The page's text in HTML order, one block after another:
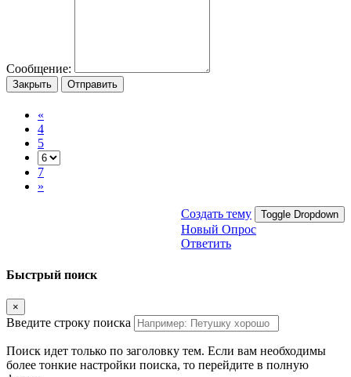
Сообщение:
Закрыть Отправить
«
4
5
7
»
Создать тему Toggle Dropdown
Новый Опрос
Ответить
Быстрый поиск
×
Введите строку поиска
Поиск идет только по заголовку тем. Если вам необходимы
более тонкие настройки поиска, то перейдите в полную